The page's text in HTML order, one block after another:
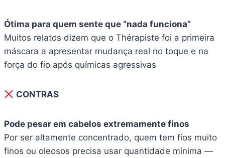
Ótima para quem sente que “nada funciona”
Muitos relatos dizem que o Thérapiste foi a primeira
máscara a apresentar mudança real no toque e na
força do fio após químicas agressivas
CONTRAS
Pode pesar em cabelos extremamente finos
Por ser altamente concentrado, quem tem fios muito
finos ou oleosos precisa usar quantidade mínima —